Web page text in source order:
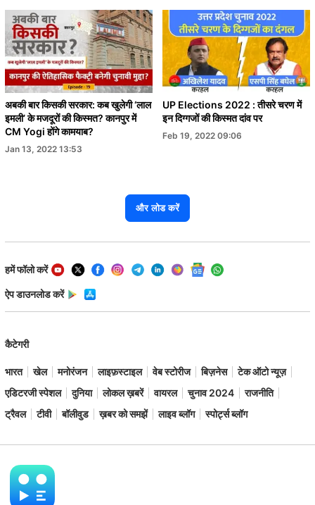
अबकी बार किसकी सरकार: कब खुलेगी ‘लाल
इमली’ के मजदूरों की किस्मत? कानपुर में
CM Yogi होंगे कामयाब?
Jan 13, 2022 13:53
UP Elections 2022 : तीसरे चरण में
इन दिग्गजों की किस्मत दांव पर
Feb 19, 2022 09:06
और लोड करें
हमें फॉलो करें
ऐप डाउनलोड करें
कैटेगरी
भारत खेल मनोरंजन लाइफ़स्टाइल वेब स्टोरीज बिज़नेस
टेक ऑटो न्यूज़
एडिटरजी स्पेशल
दुनिया लोकल ख़बरें वायरल चुनाव 2024
राजनीति
ट्रैवल
टीवी बॉलीवुड ख़बर को समझें लाइव ब्लॉग स्पोर्ट्स ब्लॉग